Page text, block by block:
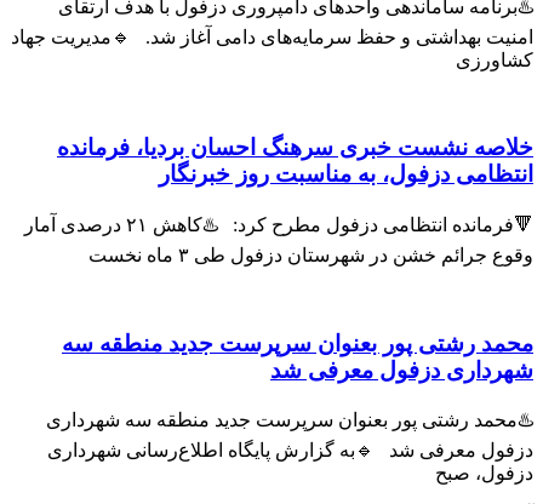
♨️برنامه ساماندهی واحدهای دامپروری دزفول با هدف ارتقای
امنیت بهداشتی و حفظ سرمایه‌های دامی آغاز شد. 🔹مدیریت جهاد
کشاورزی
خلاصه نشست خبری سرهنگ احسان بردیا، فرمانده
انتظامی دزفول، به مناسبت روز خبرنگار
🔻فرمانده انتظامی دزفول مطرح کرد: ♨️کاهش ۲۱ درصدی آمار
وقوع جرائم خشن در شهرستان دزفول طی ۳ ماه نخست
محمد رشتی پور بعنوان سرپرست جدید منطقه سه
شهرداری دزفول معرفی شد
♨️محمد رشتی پور بعنوان سرپرست جدید منطقه سه شهرداری
دزفول معرفی شد 🔹به گزارش پایگاه اطلاع‌رسانی شهرداری
دزفول، صبح